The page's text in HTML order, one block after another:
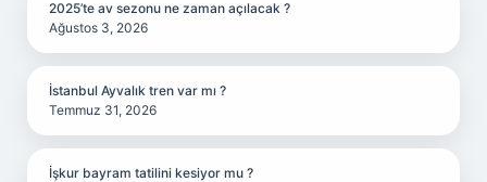
2025’te av sezonu ne zaman açılacak ?
Ağustos 3, 2026
İstanbul Ayvalık tren var mı ?
Temmuz 31, 2026
İşkur bayram tatilini kesiyor mu ?